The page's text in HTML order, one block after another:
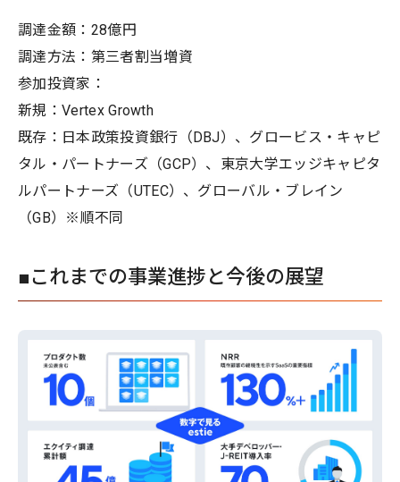
調達金額：28億円
調達方法：第三者割当増資
参加投資家：
新規：Vertex Growth
既存：日本政策投資銀行（DBJ）、グロービス・キャピ
タル・パートナーズ（GCP）、東京大学エッジキャピタ
ルパートナーズ（UTEC）、グローバル・ブレイン
（GB）※順不同
■これまでの事業進捗と今後の展望